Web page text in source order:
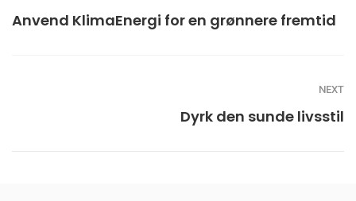
Anvend KlimaEnergi for en grønnere fremtid
NEXT
Dyrk den sunde livsstil